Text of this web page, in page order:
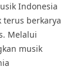
Indonesia
berkarya
Melalui
musik